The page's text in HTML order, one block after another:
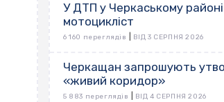
У ДТП у Черкаському районі
мотоцикліст
6 160 переглядів ВІД 3 СЕРПНЯ 2026
Черкащан запрошують
«живий коридор»
5 883 переглядів ВІД 4 СЕРПНЯ 2026